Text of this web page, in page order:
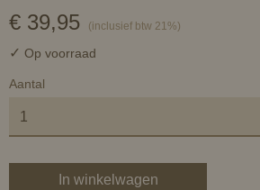
€ 39,95 (inclusief btw 21%)
✓ Op voorraad
Aantal
In winkelwagen